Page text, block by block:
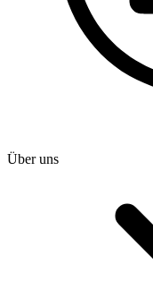
Über uns